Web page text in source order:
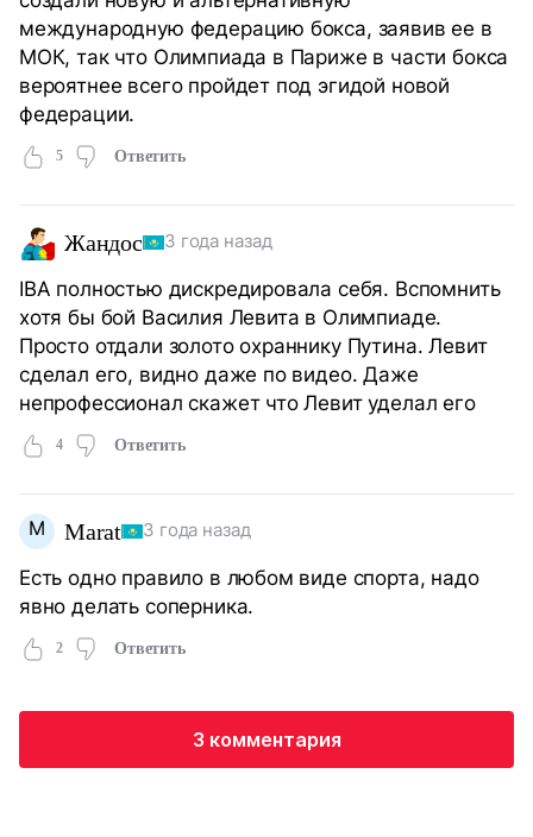
международную федерацию бокса, заявив ее в
МОК, так что Олимпиада в Париже в части бокса
вероятнее всего пройдет под эгидой новой
федерации.
5 Ответить
Жандос 3 года назад
IBA полностью дискредировала себя. Вспомнить
хотя бы бой Василия Левита в Олимпиаде.
Просто отдали золото охраннику Путина. Левит
сделал его, видно даже по видео. Даже
непрофессионал скажет что Левит уделал его
4 Ответить
M Marat 3 года назад
Есть одно правило в любом виде спорта, надо
явно делать соперника.
2 Ответить
3 комментария